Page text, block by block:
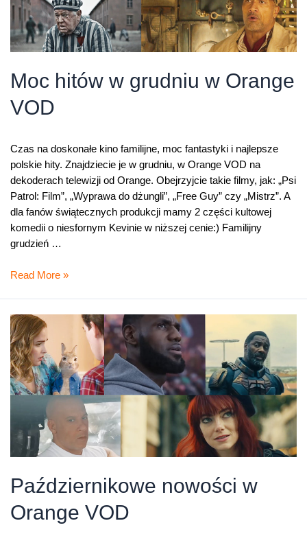
Moc hitów w grudniu w Orange
VOD
Czas na doskonałe kino familijne, moc fantastyki i najlepsze
polskie hity. Znajdziecie je w grudniu, w Orange VOD na
dekoderach telewizji od Orange. Obejrzyjcie takie filmy, jak: „Psi
Patrol: Film”, „Wyprawa do dżungli”, „Free Guy” czy „Mistrz”. A
dla fanów świątecznych produkcji mamy 2 części kultowej
komedii o niesfornym Kevinie w niższej cenie:) Familijny
grudzień …
Moc
grudniu
w
Orange
VOD
Read More »
Październikowe nowości w
Orange VOD